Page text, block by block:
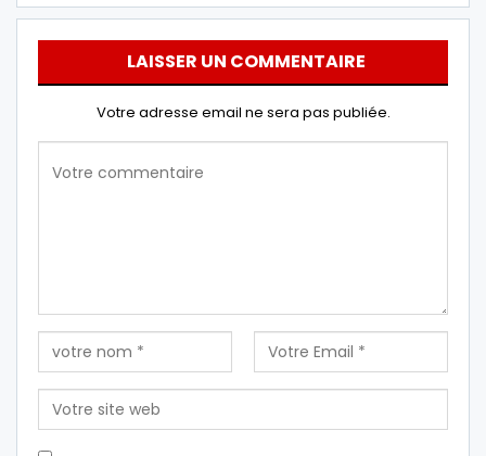
LAISSER UN COMMENTAIRE
Votre adresse email ne sera pas publiée.